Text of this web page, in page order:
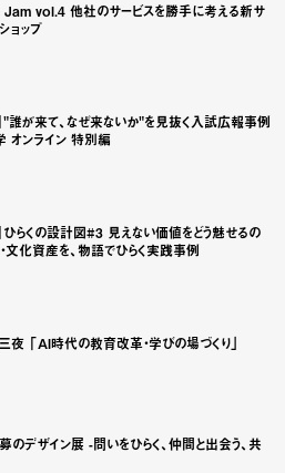
vol.4 他社のサービスを勝手に考える新サ
ョップ
"誰が来て、なぜ来ないか"を見抜く入試広報事例
ンライン 特別編
て、なぜ来ないか"を見抜く入
ひらくの設計図#3 見えない価値をどう魅せるの
文化資産を、物語でひらく実践事例
の設計図#3 見えない価値をどう
夜 「AI時代の教育改革・学びの場づくり」
代の教育改革・学びの場づくり」
のデザイン展 -問いをひらく、仲間と出会う、共
イン展 -問いをひらく、仲間と出